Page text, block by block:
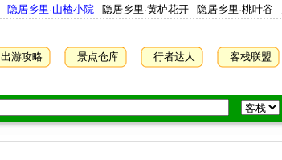
隐居乡里·山楂小院 隐居乡里·黄栌花开 隐居乡里·桃叶谷
出游攻略 景点仓库 行者达人 客栈联盟